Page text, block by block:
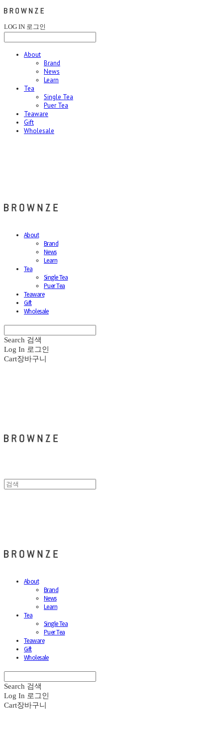
LOG IN 로그인
About
Brand
News
Learn
Tea
Single Tea
Puer Tea
Teaware
Gift
Wholesale
About
Brand
News
Learn
Tea
Single Tea
Puer Tea
Teaware
Gift
Wholesale
Search 검색
Log In 로그인
Cart장바구니
About
Brand
News
Learn
Tea
Single Tea
Puer Tea
Teaware
Gift
Wholesale
Search 검색
Log In 로그인
Cart장바구니